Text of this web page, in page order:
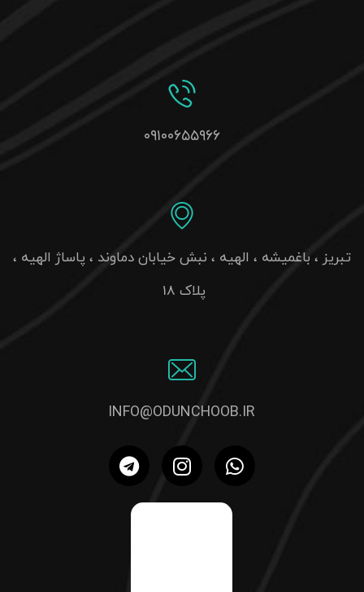
۰۹۱۰۰۶۵۵۹۶۶
تبریز ، باغمیشه ، الهیه ، نبش خیابان دماوند ، پاساژ الهیه ،
پلاک 18
INFO@ODUNCHOOB.IR